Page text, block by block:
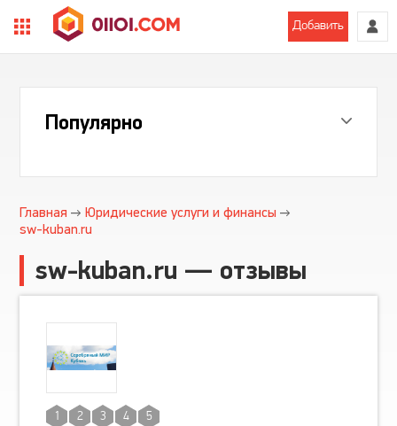
Добавить
Популярно
Главная
Юридические услуги и финансы
sw-kuban.ru
sw-kuban.ru — отзывы
1 2 3 4 5